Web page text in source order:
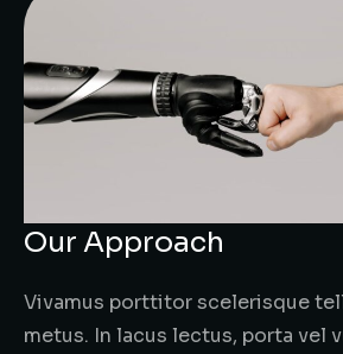
Our Approach
Vivamus porttitor scelerisque
metus. In lacus lectus, porta vel